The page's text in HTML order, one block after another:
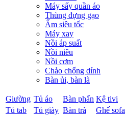
Máy sấy quần áo
Thùng đựng gạo
Ấm siêu tốc
Máy xay
Nồi áp suất
Nồi niêu
Nồi cơm
Chảo chống dính
Bàn ủi, bàn là
Giường Tủ áo Bàn phấn Kệ tivi
Tủ tab Tủ giày Bàn trà
Ghế sofa